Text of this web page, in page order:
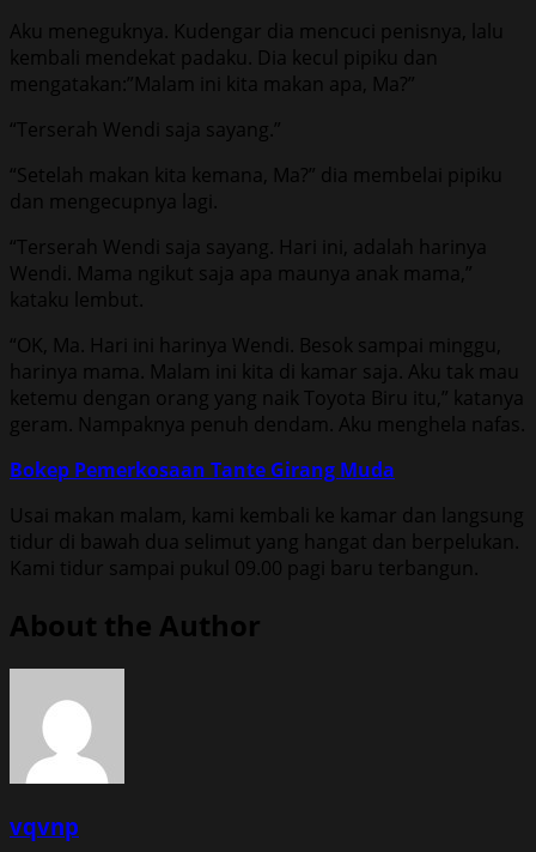
Aku meneguknya. Kudengar dia mencuci penisnya, lalu
kembali mendekat padaku. Dia kecul pipiku dan
mengatakan:”Malam ini kita makan apa, Ma?”
“Terserah Wendi saja sayang.”
“Setelah makan kita kemana, Ma?” dia membelai pipiku
dan mengecupnya lagi.
“Terserah Wendi saja sayang. Hari ini, adalah harinya
Wendi. Mama ngikut saja apa maunya anak mama,”
kataku lembut.
“OK, Ma. Hari ini harinya Wendi. Besok sampai minggu,
harinya mama. Malam ini kita di kamar saja. Aku tak mau
ketemu dengan orang yang naik Toyota Biru itu,” katanya
geram. Nampaknya penuh dendam. Aku menghela nafas.
Bokep Pemerkosaan Tante Girang Muda
Usai makan malam, kami kembali ke kamar dan langsung
tidur di bawah dua selimut yang hangat dan berpelukan.
Kami tidur sampai pukul 09.00 pagi baru terbangun.
About the Author
vqvnp